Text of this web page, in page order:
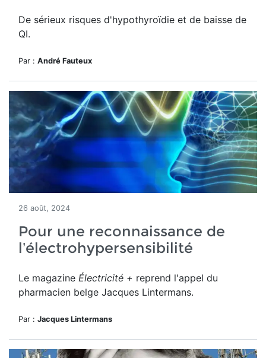
De sérieux risques d'hypothyroïdie et de baisse de
QI.
Par : André Fauteux
26 août, 2024
Pour une reconnaissance de
l’électrohypersensibilité
Le magazine Électricité + reprend l'appel du
pharmacien belge Jacques Lintermans.
Par : Jacques Lintermans